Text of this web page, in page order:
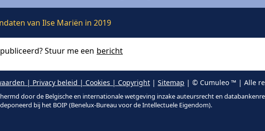
van Ilse Mariën in 2019
Stuur me een bericht
| Privacy beleid | Cookies | Copyright | Sitemap | © Cumuleo ™ | Alle
door de Belgische en internationale wetgeving inzake auteursrecht en
bij het BOIP (Benelux-Bureau voor de Intellectuele Eigendom).